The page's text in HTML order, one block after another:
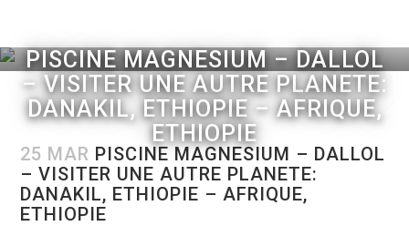
PISCINE MAGNESIUM – DALLOL
– VISITER UNE AUTRE PLANETE:
DANAKIL, ETHIOPIE – AFRIQUE,
ETHIOPIE
25 MAR PISCINE MAGNESIUM – DALLOL
– VISITER UNE AUTRE PLANETE:
DANAKIL, ETHIOPIE – AFRIQUE,
ETHIOPIE